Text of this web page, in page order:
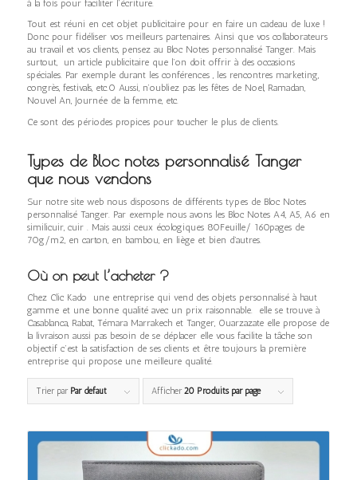
à la fois pour faciliter l’écriture.
Tout est réuni en cet objet publicitaire pour en faire un cadeau de luxe !
Donc pour fidéliser vos meilleurs partenaires. Ainsi que vos collaborateurs
au travail et vos clients, pensez au Bloc Notes personnalisé Tanger. Mais
surtout, un article publicitaire que l’on doit offrir à des occasions
spéciales. Par exemple durant les conférences , les rencontres marketing,
congrès, festivals, etc.0 Aussi, n’oubliez pas les fêtes de Noel, Ramadan,
Nouvel An, Journée de la femme, etc.
Ce sont des périodes propices pour toucher le plus de clients.
Types de Bloc notes personnalisé Tanger
que nous vendons
Sur notre site web nous disposons de différents types de Bloc Notes
personnalisé Tanger. Par exemple nous avons les Bloc Notes A4, A5, A6 en
similicuir, cuir . Mais aussi ceux écologiques 80Feuille/ 160pages de
70g/m2, en carton, en bambou, en liège et bien d’autres.
Où on peut l’acheter ?
Chez Clic Kado une entreprise qui vend des objets personnalisé à haut
gamme et une bonne qualité avec un prix raisonnable. elle se trouve à
Casablanca, Rabat, Témara Marrakech et Tanger, Ouarzazate elle propose de
la livraison aussi pas besoin de se déplacer elle vous facilite la tâche son
objectif c’est la satisfaction de ses clients et être toujours la première
entreprise qui propose une meilleure qualité.
Trier par Par défaut Afficher 20 Produits par page